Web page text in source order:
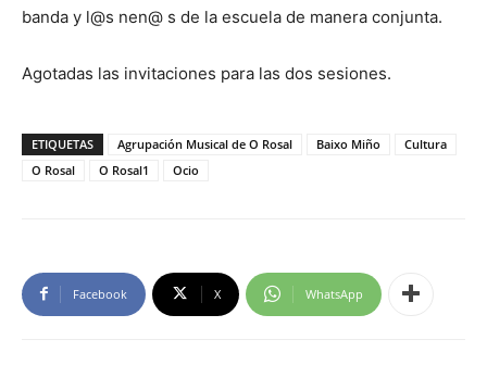
banda y l@s nen@ s de la escuela de manera conjunta.
Agotadas las invitaciones para las dos sesiones.
ETIQUETAS Agrupación Musical de O Rosal Baixo Miño
Cultura
O Rosal
O Rosal1 Ocio
Facebook X WhatsApp